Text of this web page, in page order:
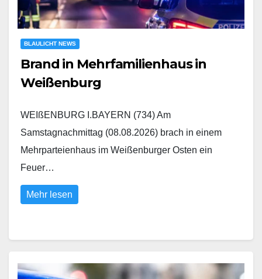
BLAULICHT NEWS
Brand in Mehrfamilienhaus in
Weißenburg
WEIßENBURG I.BAYERN (734) Am
Samstagnachmittag (08.08.2026) brach in einem
Mehrparteienhaus im Weißenburger Osten ein
Feuer…
Mehr lesen